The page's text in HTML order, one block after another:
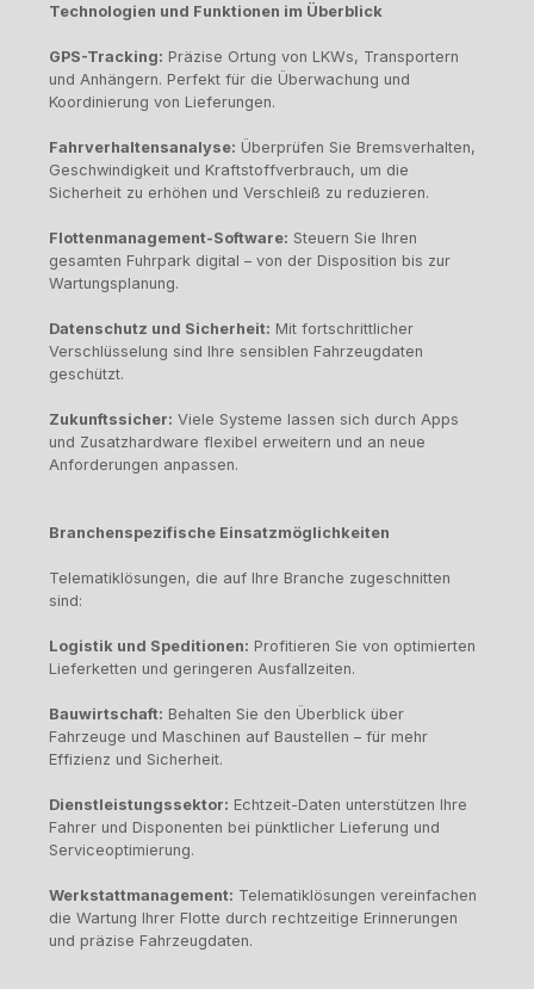
Technologien und Funktionen im Überblick
GPS-Tracking: Präzise Ortung von LKWs, Transportern
und Anhängern. Perfekt für die Überwachung und
Koordinierung von Lieferungen.
Fahrverhaltensanalyse: Überprüfen Sie Bremsverhalten,
Geschwindigkeit und Kraftstoffverbrauch, um die
Sicherheit zu erhöhen und Verschleiß zu reduzieren.
Flottenmanagement-Software: Steuern Sie Ihren
gesamten Fuhrpark digital – von der Disposition bis zur
Wartungsplanung.
Datenschutz und Sicherheit: Mit fortschrittlicher
Verschlüsselung sind Ihre sensiblen Fahrzeugdaten
geschützt.
Zukunftssicher: Viele Systeme lassen sich durch Apps
und Zusatzhardware flexibel erweitern und an neue
Anforderungen anpassen.
Branchenspezifische Einsatzmöglichkeiten
Telematiklösungen, die auf Ihre Branche zugeschnitten
sind:
Logistik und Speditionen: Profitieren Sie von optimierten
Lieferketten und geringeren Ausfallzeiten.
Bauwirtschaft: Behalten Sie den Überblick über
Fahrzeuge und Maschinen auf Baustellen – für mehr
Effizienz und Sicherheit.
Dienstleistungssektor: Echtzeit-Daten unterstützen Ihre
Fahrer und Disponenten bei pünktlicher Lieferung und
Serviceoptimierung.
Werkstattmanagement: Telematiklösungen vereinfachen
die Wartung Ihrer Flotte durch rechtzeitige Erinnerungen
und präzise Fahrzeugdaten.